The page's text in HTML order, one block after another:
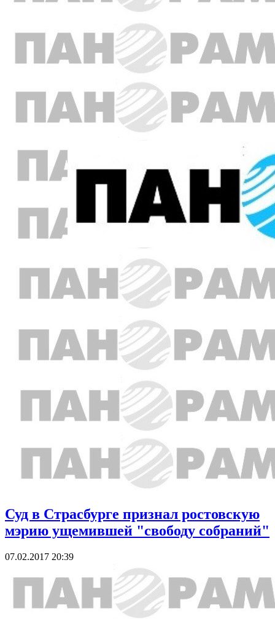
Суд в Страсбурге признал ростовскую
мэрию ущемившей "свободу собраний"
07.02.2017 20:39